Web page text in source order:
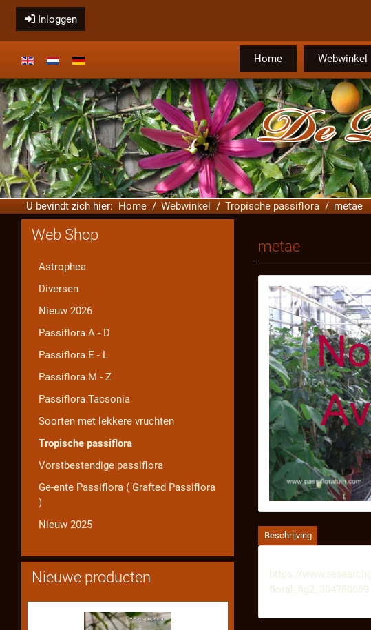
Inloggen
Selecteer de taal Home Webwinkel
U bevindt zich hier: Home Webwinkel Tropische passiflora metae
metae
Beschrijving
https://
floral_fig2_304780669
Web Shop
Astrophea
Diversen
Nieuw 2026
Passiflora A - D
Passiflora E - L
Passiflora M - Z
Passiflora Tacsonia
Soorten met lekkere vruchten
Tropische passiflora
Vorstbestendige passiflora
Ge-ente Passiflora ( Grafted Passiflora
)
Nieuw 2025
Nieuwe producten